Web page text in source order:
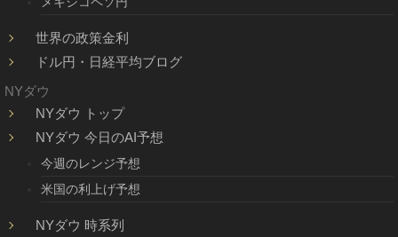
世界の政策金利
ドル円・日経平均ブログ
NYダウ
NYダウ トップ
NYダウ 今日のAI予想
今週のレンジ予想
米国の利上げ予想
NYダウ 時系列